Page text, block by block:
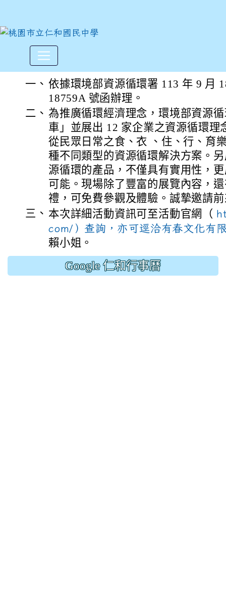
環境部資源循環署113年10
一、 依據環境部資源循環署 113 年 9 月
18759A 號函辦理。
二、 為推廣循環經濟理念，環境部資源
車」並展出 12 家企業之資源循環理
從民眾日常之食、衣 、住、行、育
種不同類型的資源循環解決方案。
源循環的產品，不僅具有實用性，
可能。現場除了豐富的展覽內容，
禮，可免費參觀及體驗。誠摯邀請
三、 本次詳細活動資訊可至活動官網（
com/）查詢，亦可逕洽有春文化有
賴小姐。
Google 仁和行事曆